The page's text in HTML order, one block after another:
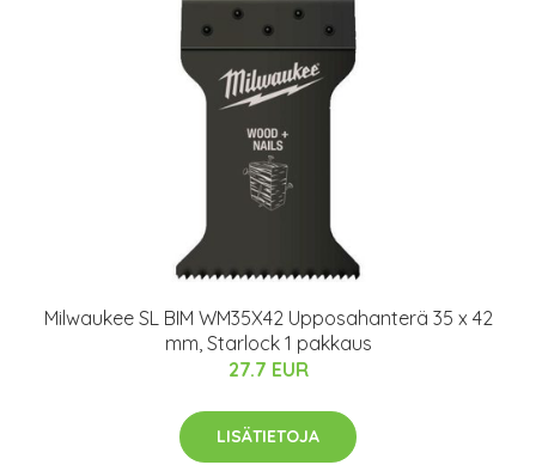
Milwaukee SL BIM WM35X42 Upposahanterä 35 x 42
mm, Starlock 1 pakkaus
27.7 EUR
LISÄTIETOJA